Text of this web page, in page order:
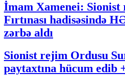
İmam Xamenei:
Fırtınası hadisəsində
zərbə aldı
Sionist rejim Ordusu
paytaxtına hücum edib